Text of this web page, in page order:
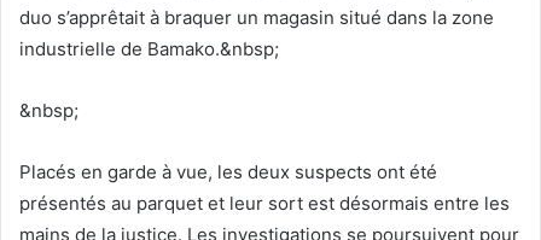
duo s’apprêtait à braquer un magasin situé dans la zone
industrielle de Bamako.&nbsp;
&nbsp;
Placés en garde à vue, les deux suspects ont été
présentés au parquet et leur sort est désormais entre les
mains de la justice. Les investigations se poursuivent pour